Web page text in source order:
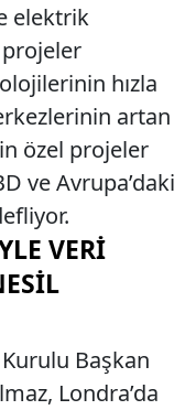
elektrik
hızla
artan
özel projeler
ve Avrupa’daki
VERI
Başkan
Londra’da